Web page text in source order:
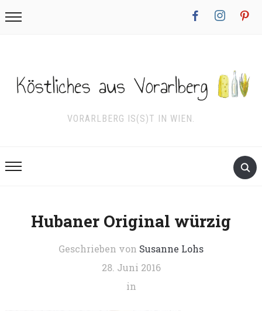
facebook instagrampinterest
VORARLBERG IS(S)T IN WIEN.
Hubaner Original würzig
Geschrieben von Susanne Lohs
28. Juni 2016
in